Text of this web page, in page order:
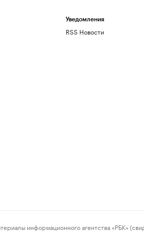
Уведомления
RSS Новости
информационного агентства «РБК»